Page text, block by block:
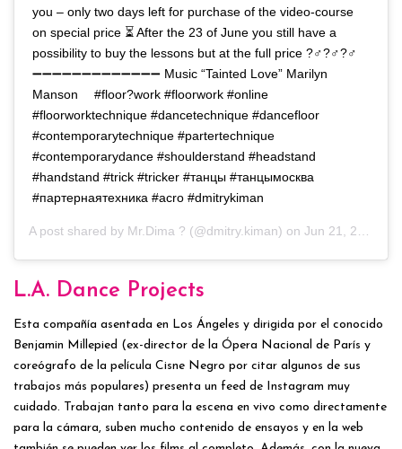
you – only two days left for purchase of the video-course
on special price ⏳ After the 23 of June you still have a
possibility to buy the lessons but at the full price ?‍♂?‍♂?‍♂ ⠀
➖➖➖➖➖➖➖➖➖➖➖➖➖ Music “Tainted Love” Marilyn
Manson ⠀ #floor?work #floorwork #online
#floorworktechnique #dancetechnique #dancefloor
#contemporarytechnique #partertechnique
#contemporarydance #shoulderstand #headstand
#handstand #trick #tricker #танцы #танцымосква
#партернаятехника #acro #dmitrykiman
A post shared by Mr.Dima ? (@dmitry.kiman) on Jun 21, 2020 at 11:10am PDT
L.A. Dance Projects
Esta compañía asentada en Los Ángeles y dirigida por el conocido
Benjamin Millepied (ex-director de la Ópera Nacional de París y
coreógrafo de la película Cisne Negro por citar algunos de sus
trabajos más populares) presenta un feed de Instagram muy
cuidado. Trabajan tanto para la escena en vivo como directamente
para la cámara, suben mucho contenido de ensayos y en la web